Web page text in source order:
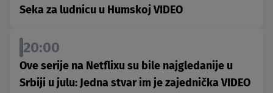
Seka za ludnicu u Humskoj VIDEO
20:00
Ove serije na Netflixu su bile najgledanije u
Srbiji u julu: Jedna stvar im je zajednička VIDEO